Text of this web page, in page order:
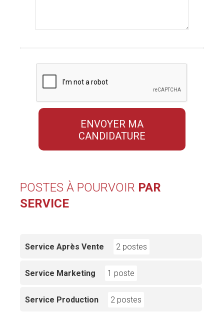
POSTES À POURVOIR PAR
SERVICE
Service Après Vente 2 postes
Service Marketing 1 poste
Service Production 2 postes